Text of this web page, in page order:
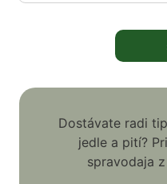
Dostávate radi
jedle a pití?
spravodaja